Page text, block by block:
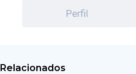
Perfil
Relacionados